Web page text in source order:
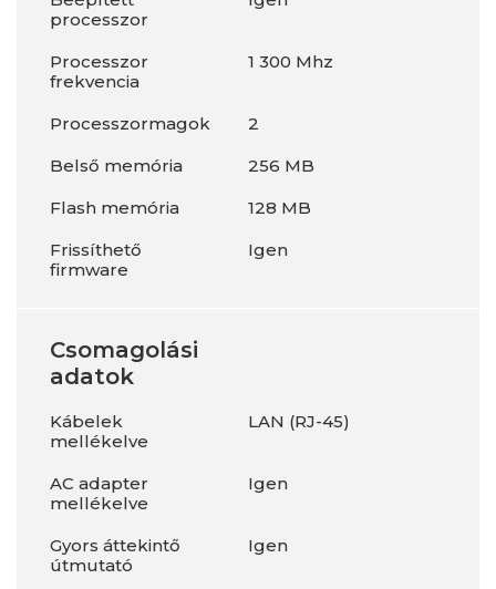
processzor
Processzor
frekvencia
1 300 Mhz
Processzormagok
2
Belső memória
256 MB
Flash memória
128 MB
Frissíthető
firmware
Igen
Csomagolási
adatok
Kábelek
mellékelve
LAN (RJ-45)
AC adapter
mellékelve
Igen
Gyors áttekintő
útmutató
Igen